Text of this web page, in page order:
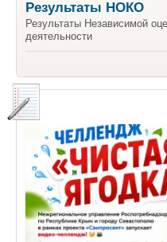
Результаты НОКО
Результаты Независимой
деятельности